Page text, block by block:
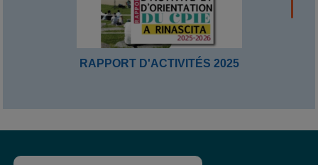
RAPPORT D'ACTIVITÉS 2025